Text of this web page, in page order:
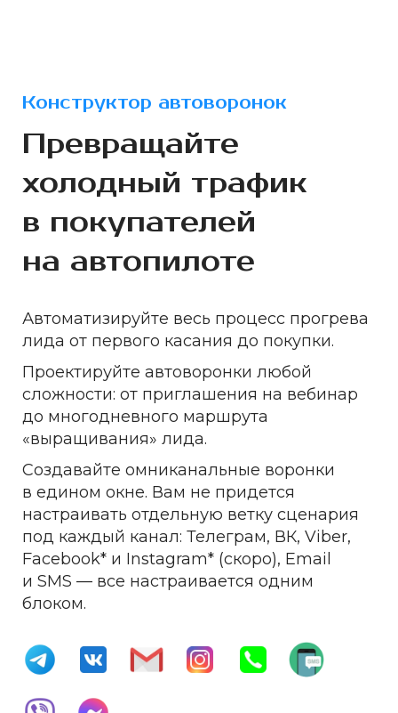
Конструктор автоворонок
Превращайте
холодный трафик
в покупателей
на автопилоте
Автоматизируйте весь процесс прогрева
лида от первого касания до покупки.
Проектируйте автоворонки любой
сложности: от приглашения на вебинар
до многодневного маршрута
«выращивания» лида.
Создавайте омниканальные воронки
в едином окне. Вам не придется
настраивать отдельную ветку сценария
под каждый канал: Телеграм, ВК, Viber,
Facebook* и Instagram* (скоро), Email
и SMS — все настраивается одним
блоком.